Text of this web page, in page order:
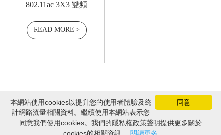
802.11ac 3X3 雙頻
READ MORE >
Copyright © Z-COM, Inc. 2026 .All Rights Reserved.
同意
本網站使用cookies以提升您的使用者體驗及統
計網路流量相關資料。繼續使用本網站表示您
同意我們使用cookies。我們的隱私權政策聲明提供更多關於
cookies的相關資訊。 閱讀更多